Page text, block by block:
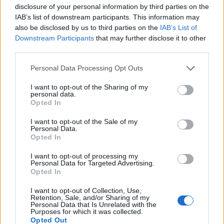
disclosure of your personal information by third parties on the
IAB’s list of downstream participants. This information may
also be disclosed by us to third parties on the IAB’s List of
Downstream Participants that may further disclose it to other
Personal Data Processing Opt Outs
I want to opt-out of the Sharing of my
personal data.
Opted In
I want to opt-out of the Sale of my
Personal Data.
Opted In
I want to opt-out of processing my
Personal Data for Targeted Advertising.
Opted In
I want to opt-out of Collection, Use,
Retention, Sale, and/or Sharing of my
Personal Data that Is Unrelated with the
Purposes for which it was collected.
Opted Out
Székelyhon
Húsdarálógépbe szorult egy
kétéves gyerek keze, a
tűzoltókra is szükség volt a
Látványos meccs nyitotta a
Szuperliga negyedik
Putyin egy NATO-tagállam
megtámadására készül az
amerikai hírszerzés szerint